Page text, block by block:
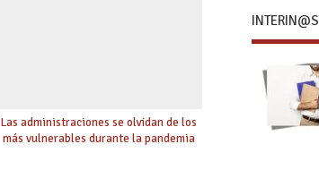
Las administraciones se olvidan de los
más vulnerables durante la pandemia
INTERIN@S